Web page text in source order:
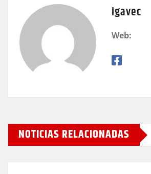
igavec
Web:
NOTICIAS RELACIONADAS